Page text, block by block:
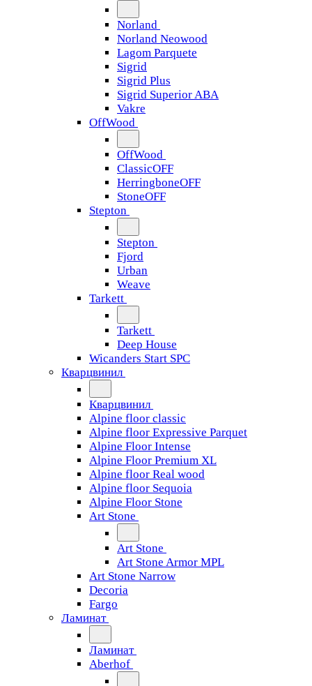
Norland
Norland Neowood
Lagom Parquete
Sigrid
Sigrid Plus
Sigrid Superior ABA
Vakre
OffWood
OffWood
ClassicOFF
HerringboneOFF
StoneOFF
Stepton
Stepton
Fjord
Urban
Weave
Tarkett
Tarkett
Deep House
Wicanders Start SPC
Кварцвинил
Кварцвинил
Alpine floor classic
Alpine floor Expressive Parquet
Alpine Floor Intense
Alpine Floor Premium XL
Alpine floor Real wood
Alpine floor Sequoia
Alpine Floor Stone
Art Stone
Art Stone
Art Stone Armor MPL
Art Stone Narrow
Decoria
Fargo
Ламинат
Ламинат
Aberhof